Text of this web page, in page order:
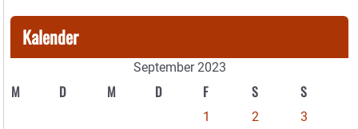
Kalender
September 2023
M D M D F S S
1 2
3